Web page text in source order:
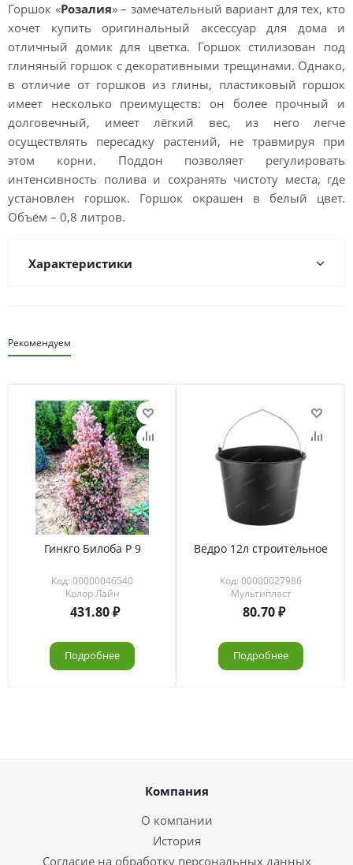
Горшок «Розалия» – замечательный вариант для тех, кто
хочет купить оригинальный аксессуар для дома и
отличный домик для цветка. Горшок стилизован под
глиняный горшок с декоративными трещинами. Однако,
в отличие от горшков из глины, пластиковый горшок
имеет несколько преимуществ: он более прочный и
долговечный, имеет лёгкий вес, из него легче
осуществлять пересадку растений, не травмируя при
этом корни. Поддон позволяет регулировать
интенсивность полива и сохранять чистоту места, где
установлен горшок. Горшок окрашен в белый цвет.
Объём – 0,8 литров.
Характеристики
Рекомендуем
Гинкго Билоба Р 9
Код: 00000046540
Колор Лайн
431.80
Подробнее
Ведро 12л строительное
Код: 00000027986
Мультипласт
80.70
Подробнее
Компания
О компании
История
Согласие на обработку персональных данных